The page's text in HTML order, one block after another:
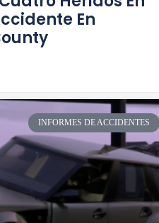
En
INFORMES DE ACCIDENTES